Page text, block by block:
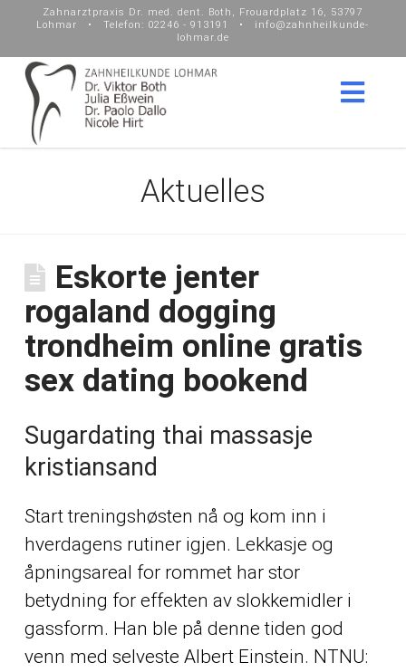
Zahnarztpraxis Dr. med. dent. Both, Frouardplatz 16, 53797
Lohmar • Telefon: 02246 - 913191 • info@zahnheilkunde-
lohmar.de
Aktuelles
Eskorte jenter
rogaland dogging
trondheim online gratis
sex dating bookend
Sugardating thai massasje
kristiansand
Start treningshøsten nå og kom inn i
hverdagens rutiner igjen. Lekkasje og
åpningsareal for rommet har stor
betydning for effekten av slokkemidler i
gassform. Han ble på denne tiden god
venn med selveste Albert Einstein. NTNU: